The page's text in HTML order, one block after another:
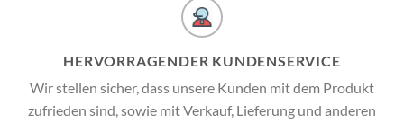
HERVORRAGENDER KUNDENSERVICE
Wir stellen sicher, dass unsere Kunden mit dem Produkt
zufrieden sind, sowie mit Verkauf, Lieferung und anderen